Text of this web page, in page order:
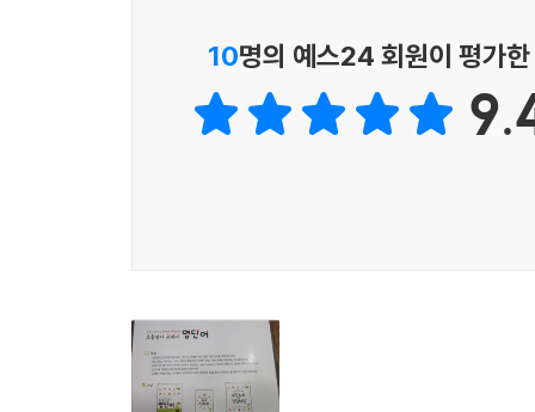
10명의 예스24 회원이 평가